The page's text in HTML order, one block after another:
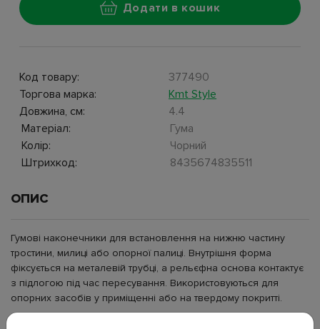
Додати в кошик
Код товару:
377490
Торгова марка:
Kmt Style
Довжина, см:
4.4
Матеріал:
Гума
Колір:
Чорний
Штрихкод:
8435674835511
ОПИС
Гумові наконечники для встановлення на нижню частину
тростини, милиці або опорної палиці. Внутрішня форма
фіксується на металевій трубці, а рельєфна основа контактує
з підлогою під час пересування. Використовуються для
опорних засобів у приміщенні або на твердому покритті.